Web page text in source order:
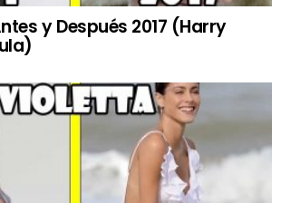
y Después 2017 (Harry